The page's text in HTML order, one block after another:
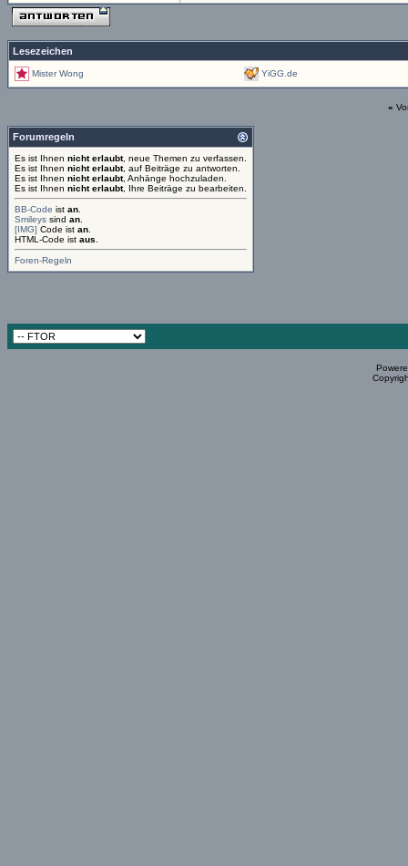
Lesezeichen
Mister Wong YiGG.de
«
Forumregeln
Es ist Ihnen nicht erlaubt, neue Themen zu verfassen.
Es ist Ihnen nicht erlaubt, auf Beiträge zu antworten.
Es ist Ihnen nicht erlaubt, Anhänge hochzuladen.
Es ist Ihnen nicht erlaubt, Ihre Beiträge zu bearbeiten.
BB-Code ist an
Smileys sind an
[IMG] Code ist an
HTML-Code ist aus
Foren-Regeln